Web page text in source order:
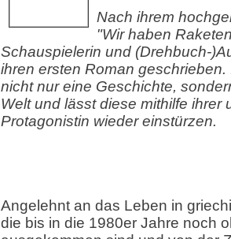
Nach ihrem
"Wir haben
Schauspielerin und (Drehbuch-
ihren ersten Roman
nicht nur eine Geschichte,
Welt und lässt diese mithilfe ihrer
Protagonistin wieder einstürzen.
Angelehnt an das Leben in
die bis in die 1980er Jahre noch